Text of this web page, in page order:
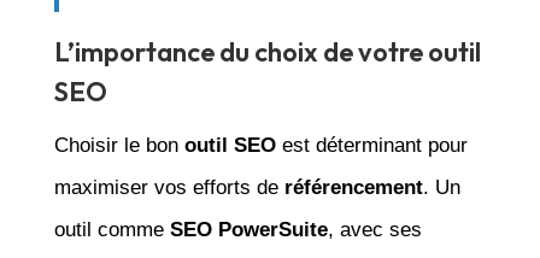
L’importance du choix de votre outil
SEO
Choisir le bon outil SEOest déterminant pour
maximiser vos efforts de référencement. Un
outil comme SEO PowerSuite, avec ses